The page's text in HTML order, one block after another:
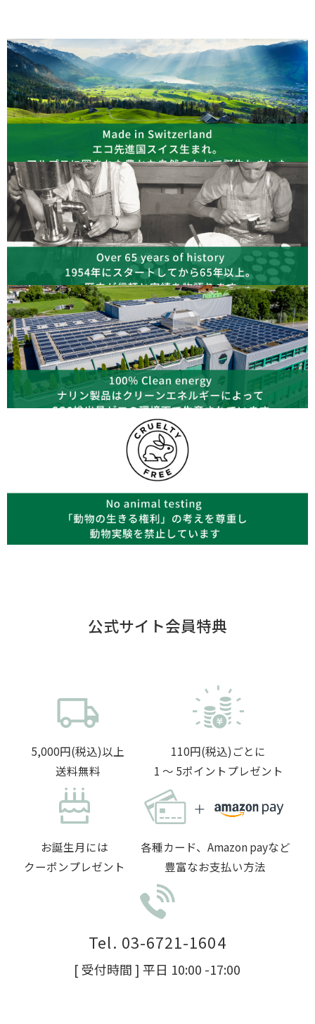
公式サイト会員特典
5,000円(税込)以上
送料無料
110円(税込)ごとに
1 〜 5ポイントプレゼント
お誕生月には
クーポンプレゼント
各種カード、Amazon payなど
豊富なお支払い方法
Tel. 03-6721-1604
[ 受付時間 ] 平日 10:00 -17:00